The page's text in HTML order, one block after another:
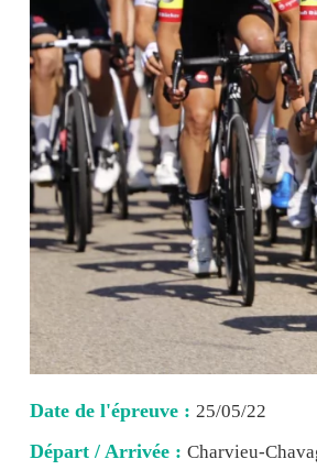
Date de l'épreuve : 25/05/22
Départ / Arrivée : Charvieu-